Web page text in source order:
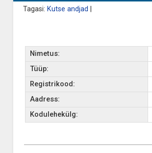
Tagasi: Kutse andjad
Nimetus:
Tüüp:
Registrikood:
Aadress:
Kodulehekülg: